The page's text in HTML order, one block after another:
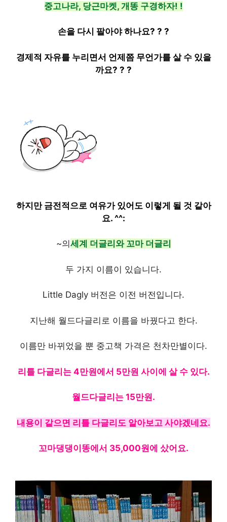
중고나라, 당근마켓, 개똥 구경하자! !
손을 다시 팔아야 하나요? ? ?
경제적 자유를 누리면서 언제쯤 무언가를 살 수 있을
까요? ? ?
하지만 금전적으로 여유가 있어도 이렇게 될 것 같아
요. ^^:
~의세계 더글리와 꼬마 더글리
두 가지 이름이 있습니다.
Little Dagly 버전은 이전 버전입니다.
지난해 월드다글리로 이름을 바꿨다고 한다.
이름만 바뀌었을 뿐 중고책 가격은 천차만별이다.
리틀 다글리는 4만원에서 5만원 사이에 살 수 있다.
월드다글리는 15만원.
내용이 같으면 리틀 다글리도 알아보고 사야겠네요.
꼬마댕댕이똥에서 35,000원에 샀어요.